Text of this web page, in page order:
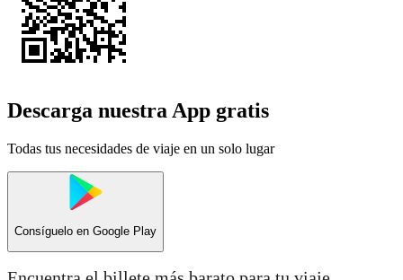
Descarga nuestra App gratis
Todas tus necesidades de viaje en un solo lugar
Consíguelo en Google Play